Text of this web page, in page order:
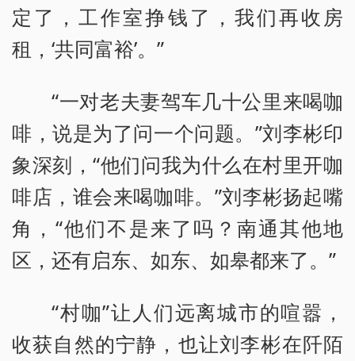
定了，工作室挣钱了，我们再收房
租，‘共同富裕’。”
“一对老夫妻驾车几十公里来喝咖
啡，说是为了问一个问题。”刘李彬印
象深刻，“他们问我为什么在村里开咖
啡店，谁会来喝咖啡。”刘李彬扬起嘴
角，“他们不是来了吗？南通其他地
区，还有启东、如东、如皋都来了。”
“村咖”让人们远离城市的喧嚣，
收获自然的宁静，也让刘李彬在阡陌